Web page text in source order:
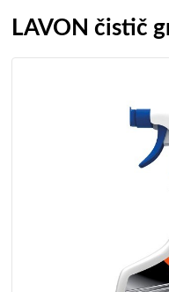
LAVON čistič